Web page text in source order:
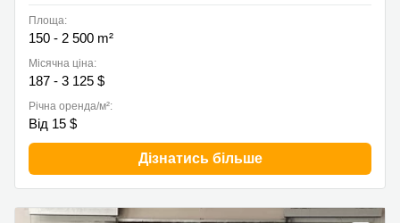
Площа:
150 - 2 500 m²
Місячна ціна:
187 - 3 125 $
Річна оренда/м²:
Від 15 $
Дізнатись більше